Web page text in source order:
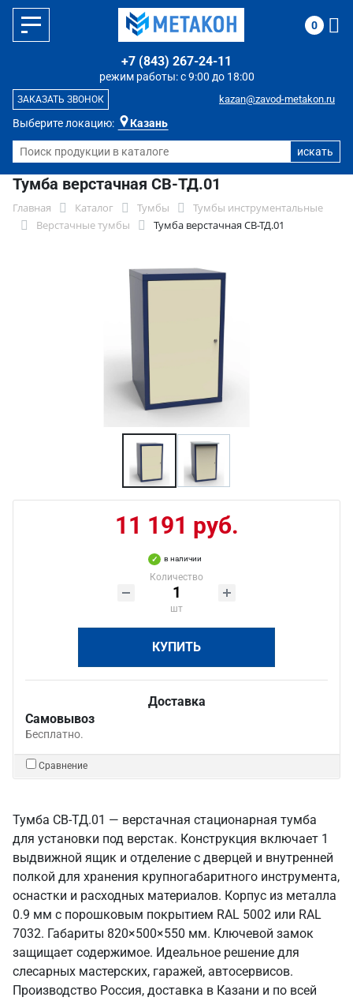
Выберите локацию: Казань
режим работы: с 9:00 до 18:00
+7 (843) 267-24-11
kazan@zavod-metakon.ru
ЗАКАЗАТЬ ЗВОНОК
0
Тумба верстачная СВ-ТД.01
Главная Каталог Тумбы
Тумбы инструментальные
Верстачные тумбы
Тумба верстачная СВ-ТД.01
11 191 руб.
в наличии
Количество
шт
КУПИТЬ
Доставка
Самовывоз
Бесплатно.
Сравнение
Тумба СВ-ТД.01 — верстачная стационарная тумба
для установки под верстак. Конструкция включает 1
выдвижной ящик и отделение с дверцей и внутренней
полкой для хранения крупногабаритного инструмента,
оснастки и расходных материалов. Корпус из металла
0.9 мм с порошковым покрытием RAL 5002 или RAL
7032. Габариты 820×500×550 мм. Ключевой замок
защищает содержимое. Идеальное решение для
слесарных мастерских, гаражей, автосервисов.
Производство Россия, доставка в Казани и по всей